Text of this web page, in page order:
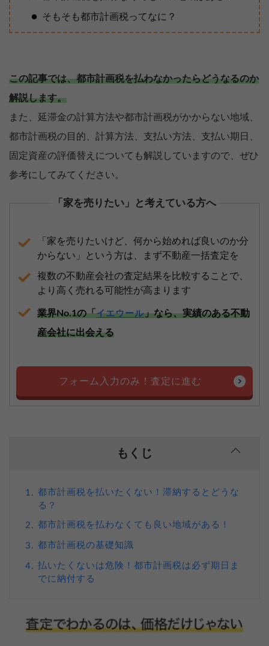
そもそも都市計画税ってなに？
この記事では、都市計画税を払わなかったらどうなるのか
解説します。
また、延滞金の計算方法や都市計画税がかからない地域、
都市計画税の目的、計算方法、支払い方法、支払い期日、
固定資産の評価替えについても解説していますので、ぜひ
参考にしてみてください。
「家を売りたい」と考えている方へ
「家を売りたいけど、何から始めれば良いのか分
からない」という方は、まず不動産一括査定を
複数の不動産会社の査定結果を比較することで、
より高く売れる可能性が高まります
業界No.1の「イエウール」なら、実績のある不動
産会社に出会える
フォーム入力のみ！査定に進む
もくじ
1. 都市計画税を払いたくない！滞納するとどうな
る？
2. 都市計画税を払わなくても良い地域がある！
3. 都市計画税の基礎知識
4. 払いたくないは危険！都市計画税は必ず期日ま
でに納付する